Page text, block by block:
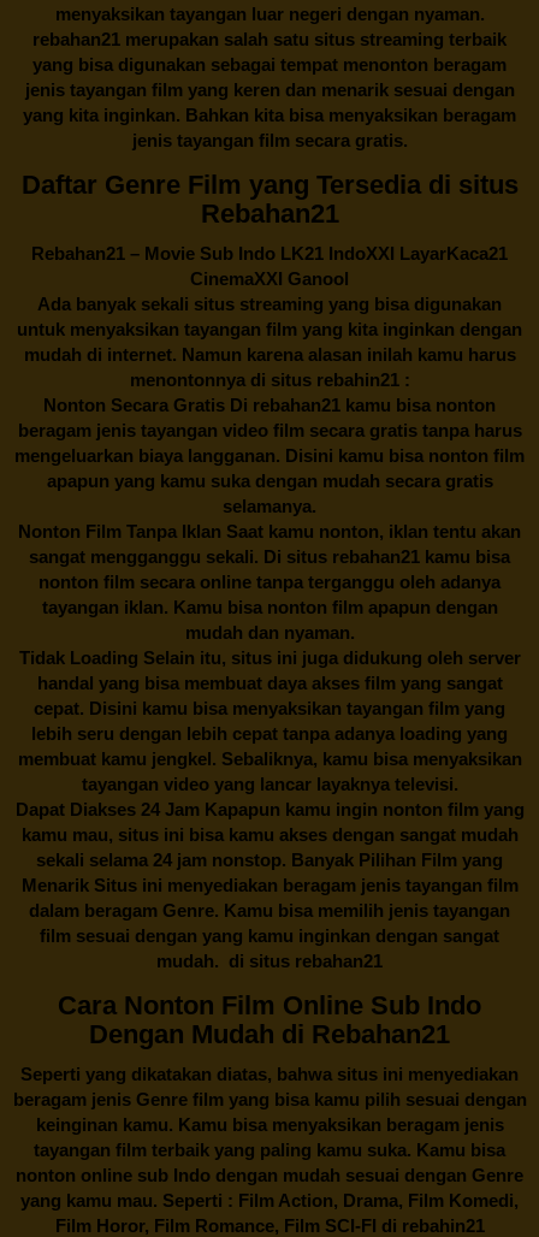
menyaksikan tayangan luar negeri dengan nyaman.
rebahan21 merupakan salah satu situs streaming terbaik
yang bisa digunakan sebagai tempat menonton beragam
jenis tayangan film yang keren dan menarik sesuai dengan
yang kita inginkan. Bahkan kita bisa menyaksikan beragam
jenis tayangan film secara gratis.
Daftar Genre Film yang Tersedia di situs
Rebahan21
Rebahan21 – Movie Sub Indo LK21 IndoXXI LayarKaca21
CinemaXXI Ganool
Ada banyak sekali situs streaming yang bisa digunakan
untuk menyaksikan tayangan film yang kita inginkan dengan
mudah di internet. Namun karena alasan inilah kamu harus
menontonnya di situs rebahin21 :
Nonton Secara Gratis Di rebahan21 kamu bisa nonton
beragam jenis tayangan video film secara gratis tanpa harus
mengeluarkan biaya langganan. Disini kamu bisa nonton film
apapun yang kamu suka dengan mudah secara gratis
selamanya.
Nonton Film Tanpa Iklan Saat kamu nonton, iklan tentu akan
sangat mengganggu sekali. Di situs rebahan21 kamu bisa
nonton film secara online tanpa terganggu oleh adanya
tayangan iklan. Kamu bisa nonton film apapun dengan
mudah dan nyaman.
Tidak Loading Selain itu, situs ini juga didukung oleh server
handal yang bisa membuat daya akses film yang sangat
cepat. Disini kamu bisa menyaksikan tayangan film yang
lebih seru dengan lebih cepat tanpa adanya loading yang
membuat kamu jengkel. Sebaliknya, kamu bisa menyaksikan
tayangan video yang lancar layaknya televisi.
Dapat Diakses 24 Jam Kapapun kamu ingin nonton film yang
kamu mau, situs ini bisa kamu akses dengan sangat mudah
sekali selama 24 jam nonstop. Banyak Pilihan Film yang
Menarik Situs ini menyediakan beragam jenis tayangan film
dalam beragam Genre. Kamu bisa memilih jenis tayangan
film sesuai dengan yang kamu inginkan dengan sangat
mudah. di situs rebahan21
Cara Nonton Film Online Sub Indo
Dengan Mudah di Rebahan21
Seperti yang dikatakan diatas, bahwa situs ini menyediakan
beragam jenis Genre film yang bisa kamu pilih sesuai dengan
keinginan kamu. Kamu bisa menyaksikan beragam jenis
tayangan film terbaik yang paling kamu suka. Kamu bisa
nonton online sub Indo dengan mudah sesuai dengan Genre
yang kamu mau. Seperti : Film Action, Drama, Film Komedi,
Film Horor, Film Romance, Film SCI-FI di rebahin21